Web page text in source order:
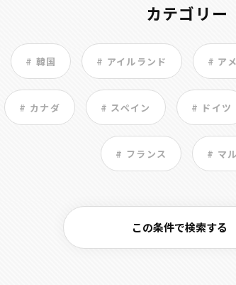
カテゴリー
# 韓国 # アイルランド # ア
# カナダ # スペイン # ドイツ
# フランス # マ
この条件で検索する